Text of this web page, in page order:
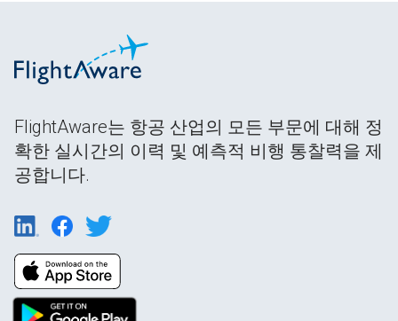
FlightAware는 항공 산업의 모든 부문에 대해 정
확한 실시간의 이력 및 예측적 비행 통찰력을 제
공합니다.